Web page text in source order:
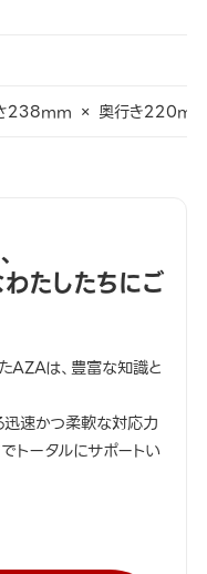
238mm × 奥行き220mm
たしたちにご
AZAは、豊富な知識と
速かつ柔軟な対応力
トータルにサポートい